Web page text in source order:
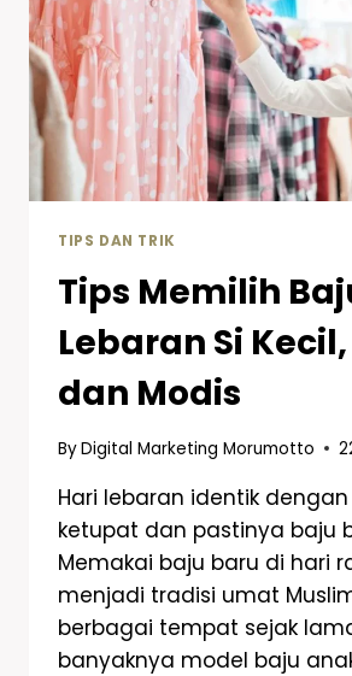
TIPS DAN TRIK
Tips Memilih
Lebaran Si
dan Modis
ByDigital Marketing Morumotto
Hari lebaran identik
ketupat dan pastinya baju
Memakai baju baru di hari
menjadi tradisi umat
berbagai tempat sejak
banyaknya model baju